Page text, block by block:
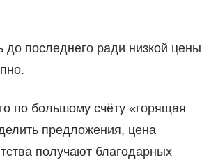
до последнего ради низкой цены
по большому счёту «горящая
предложения, цена
получают благодарных